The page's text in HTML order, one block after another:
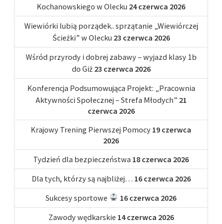
Kochanowskiego w Olecku 24 czerwca 2026
Wiewiórki lubią porządek.. sprzątanie „Wiewiórczej
Ścieżki” w Olecku 23 czerwca 2026
Wśród przyrody i dobrej zabawy – wyjazd klasy 1b
do Giż 23 czerwca 2026
Konferencja Podsumowująca Projekt: „Pracownia
Aktywności Społecznej – Strefa Młodych” 21
czerwca 2026
Krajowy Trening Pierwszej Pomocy 19 czerwca
2026
Tydzień dla bezpieczeństwa 18 czerwca 2026
Dla tych, którzy są najbliżej… 16 czerwca 2026
Sukcesy sportowe
16 czerwca 2026
Zawody wędkarskie 14 czerwca 2026